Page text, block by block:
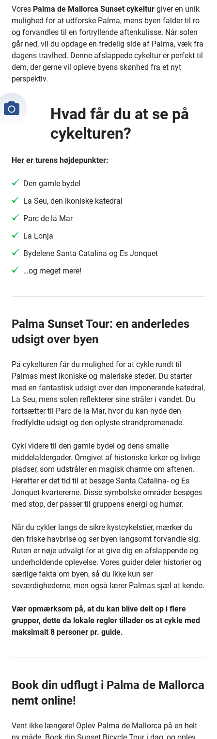
Vores Palma de Mallorca Sunset cykeltur giver en unik
mulighed for at udforske Palma, mens byen falder til ro
og forvandles til en fortryllende aftenkulisse. Når solen
går ned, vil du opdage en fredelig side af Palma, væk fra
dagens travlhed. Denne afslappede cykeltur er perfekt til
dem, der gerne vil opleve byens skønhed fra et nyt
perspektiv.
Hvad får du at se på
cykelturen?
Her er turens højdepunkter:
Den gamle bydel
La Seu, den ikoniske katedral
Parc de la Mar
La Lonja
Bydelene Santa Catalina og Es Jonquet
…og meget mere!
Palma Sunset Tour: en anderledes
udsigt over byen
På cykelturen får du mulighed for at cykle rundt til
Palmas mest ikoniske og maleriske steder. Du starter
med en fantastisk udsigt over den imponerende katedral,
La Seu, mens solen reflekterer sine stråler i vandet. Du
fortsætter til Parc de la Mar, hvor du kan nyde den
fredfyldte udsigt og den oplyste strandpromenade.
Cykl videre til den gamle bydel og dens smalle
middelaldergader. Omgivet af historiske kirker og livlige
pladser, som udstråler en magisk charme om aftenen.
Herefter er det tid til at besøge Santa Catalina- og Es
Jonquet-kvartererne. Disse symbolske områder besøges
med stop, der passer til gruppens energi og humør.
Når du cykler langs de sikre kystcykelstier, mærker du
den friske havbrise og ser byen langsomt forvandle sig.
Ruten er nøje udvalgt for at give dig en afslappende og
underholdende oplevelse. Vores guider deler historier og
særlige fakta om byen, så du ikke kun ser
seværdighederne, men også lærer Palmas sjæl at kende.
Vær opmærksom på, at du kan blive delt op i flere
grupper, dette da lokale regler tillader os at cykle med
maksimalt 8 personer pr. guide.
Book din udflugt i Palma de Mallorca
nemt online!
Vent ikke længere! Oplev Palma de Mallorca på en helt
ny måde. Book din Sunset Bicycle Tour i dag, og oplev